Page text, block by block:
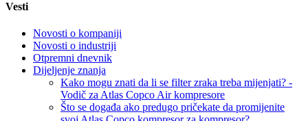
Vesti
Novosti o kompaniji
Novosti o industriji
Otpremni dnevnik
Dijeljenje znanja
Kako mogu znati da li se filter zraka treba mijenjati? -
Vodič za Atlas Copco Air kompresore
Što se događa ako predugo pričekate da promijenite